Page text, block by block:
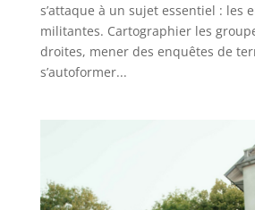
s’attaque à un sujet essentiel : les
militantes. Cartographier les
droites, mener des enquêtes de
s’autoformer...